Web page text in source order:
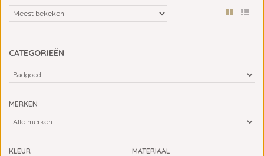
CATEGORIEËN
MERKEN
KLEUR MATERIAAL